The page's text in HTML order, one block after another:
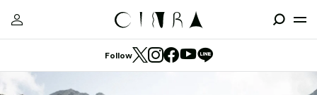
Follow